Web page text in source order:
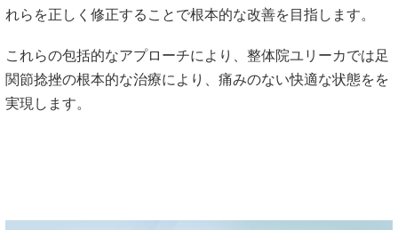
れらを正しく修正することで根本的な改善を目指します。
これらの包括的なアプローチにより、整体院ユリーカでは足
関節捻挫の根本的な治療により、痛みのない快適な状態をを
実現します。